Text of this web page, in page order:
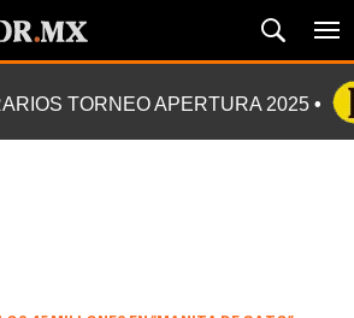
TORNEO APERTURA 2025